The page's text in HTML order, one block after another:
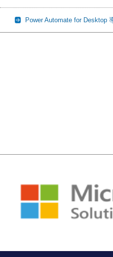
Power Automate for Desktop